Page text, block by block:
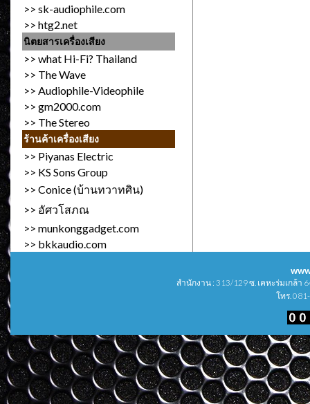
>> sk-audiophile.com
>> htg2.net
นิตยสารเครื่องเสียง
>> what Hi-Fi? Thailand
>> The Wave
>> Audiophile-Videophile
>> gm2000.com
>> The Stereo
ร้านค้าเครื่องเสียง
>> Piyanas Electric
>> KS Sons Group
>> Conice (บ้านทวาทศิน)
>> อัศวโสภณ
>> munkonggadget.com
>> bkkaudio.com
สำนักงาน : 313/129 ซ. เคหะร่มเกล้า
โทร.